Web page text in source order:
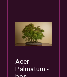
Acer
Palmatum -